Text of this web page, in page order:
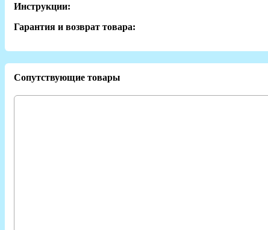
Инструкции:
Гарантия и возврат товара:
Сопутствующие товары